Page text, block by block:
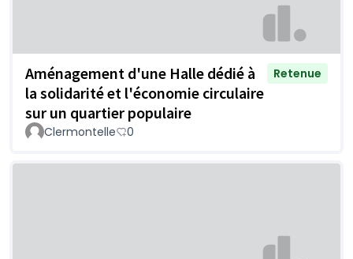
Aménagement d'une Halle dédié à
la solidarité et l'économie circulaire
sur un quartier populaire
Retenue
Clermontelle 0